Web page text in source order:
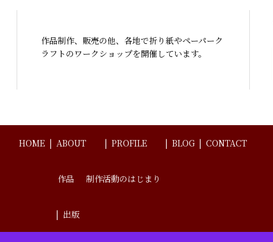
作品制作、販売の他、各地で折り紙やペーパーク
ラフトのワークショップを開催しています。
HOME ABOUT
作品
出版
PROFILE
制作活動のはじまり
BLOG CONTACT